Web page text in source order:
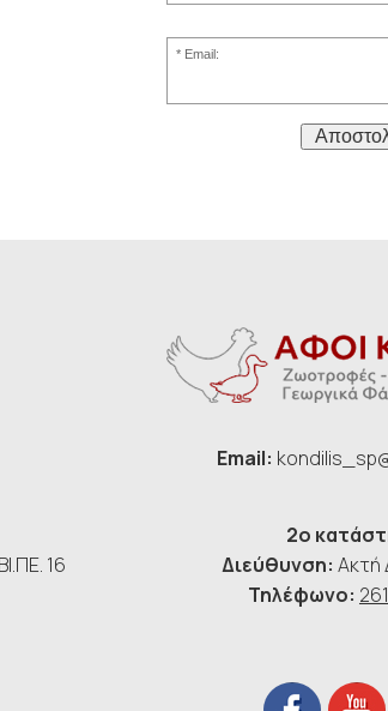
Email:
Email:
16
2ο
Διεύθυνση:Ακτή
Τηλέφωνο: